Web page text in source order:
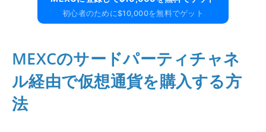
初心者のために$10,000を無料でゲット
MEXCのサードパーティチャネ
ル経由で仮想通貨を購入する方
法